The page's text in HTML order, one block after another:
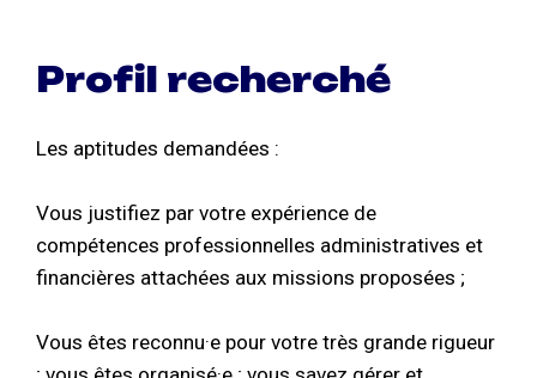
Profil recherché
Les aptitudes demandées :
Vous justifiez par votre expérience de
compétences professionnelles administratives et
financières attachées aux missions proposées ;
Vous êtes reconnu·e pour votre très grande rigueur